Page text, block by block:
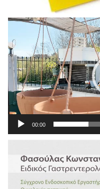
Πρόγραμμα
Αναπαραγωγής
Βίντεο
00:00